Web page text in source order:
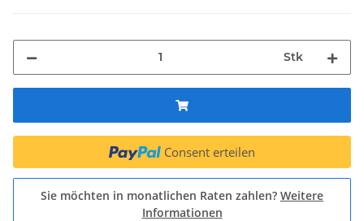
Stk
Consent erteilen
Sie möchten in monatlichen Raten zahlen? Weitere
Informationen